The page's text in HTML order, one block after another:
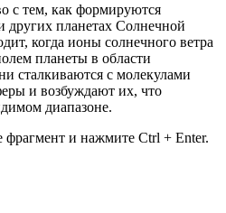
с тем, как формируются
других планетах Солнечной
когда ионы солнечного ветра
планеты в области
сталкиваются с молекулами
и возбуждают их, что
диапазоне.
и нажмите Ctrl + Enter.